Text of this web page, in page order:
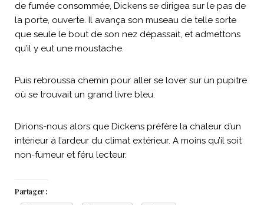
de fumée consommée, Dickens se dirigea sur le pas de
la porte, ouverte. Il avança son museau de telle sorte
que seule le bout de son nez dépassait, et admettons
qu’il y eut une moustache.
Puis rebroussa chemin pour aller se lover sur un pupitre
où se trouvait un grand livre bleu.
Dirions-nous alors que Dickens préfère la chaleur d’un
intérieur á l’ardeur du climat extérieur. A moins qu’il soit
non-fumeur et féru lecteur.
Partager :